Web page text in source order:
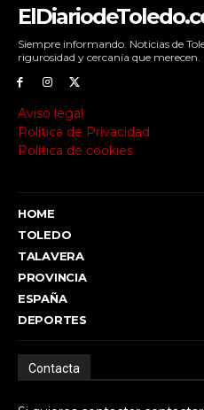
Siempre informando. Noticias de
rigurosidad y cercanía que merecen.
Aviso legal
Política de Privacidad
Política de cookies
HOME
TOLEDO
TALAVERA
PROVINCIA
ESPAÑA
DEPORTES
Contacta